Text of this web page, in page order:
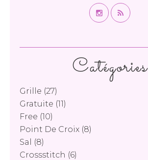
Catégories
Grille (27)
Gratuite (11)
Free (10)
Point De Croix (8)
Sal
(8)
Crossstitch (6)